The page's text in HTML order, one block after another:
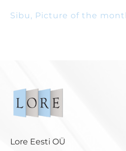
Sibu, Picture of the
Lore Eesti OÜ